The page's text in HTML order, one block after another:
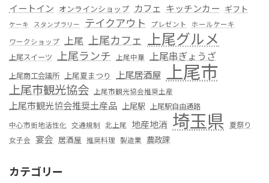
イートイン オンラインショップ カフェ キッチンカー ギフト
ケーキ スタンプラリー テイクアウト プレゼント
ホールケーキ
ワークショップ 上尾 上尾カフェ 上尾グルメ
上尾スイーツ 上尾ランチ 上尾中華 上尾串ぎょうざ
上尾商工会議所 上尾夏まつり 上尾居酒屋 上尾市
上尾市観光協会 上尾市観光協会推奨土産
上尾市観光協会推奨土産品 上尾駅 上尾駅自由通路
中心市街地活性化 交通規制 北上尾 地産地消 埼玉県 夏祭り
女子会 宴会 居酒屋 推奨料理 製造業 農政課
カテゴリー